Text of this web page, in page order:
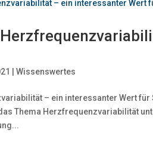
|Wissenswertes
– ein interessanter Wert
Thema Herzfrequenzvariabilität